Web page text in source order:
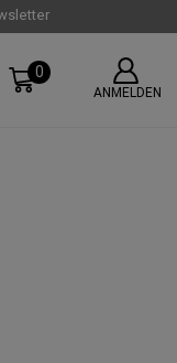
0
ANMELDEN